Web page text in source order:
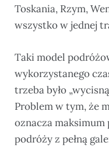
Toskania, Rzym,
wszystko w jednej
Taki model
wykorzystanego
trzeba było
Problem w tym, że
oznacza
podróży z pełną